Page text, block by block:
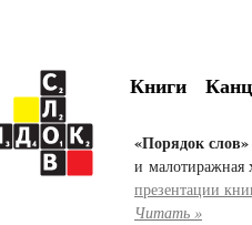
Книги
«Порядок слов»
и малотиражная
презентации
Читать »